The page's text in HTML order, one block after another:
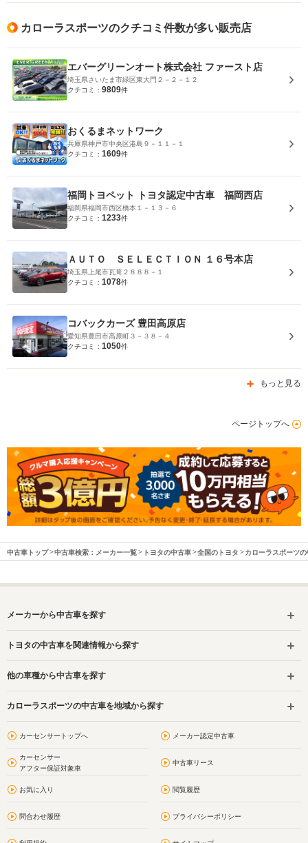
カローラスポーツのクチコミ件数が多い販売店
エバーグリーンオート株式会社 ファースト店
埼玉県さいたま市緑区東大門２－２－１２
クチコミ： 9809件
おくるまネットワーク
兵庫県神戸市中央区港島９－１１－１
クチコミ： 1609件
福岡トヨペット トヨタ認定中古車 福岡西店
福岡県福岡市西区橋本１－１３－６
クチコミ： 1233件
ＡＵＴＯ ＳＥＬＥＣＴＩＯＮ １６号本店
埼玉県上尾市瓦葺２８８８－１
クチコミ： 1078件
コバックカーズ 豊田高原店
愛知県豊田市高原町３－３８－４
クチコミ： 1050件
もっと見る
ページトップへ
中古車トップ 中古車検索：メーカー一覧 トヨタの中古車 全国のトヨタ カローラスポーツ
メーカーから中古車を探す
トヨタの中古車を関連情報から探す
他の車種から中古車を探す
カローラスポーツの中古車を地域から探す
カーセンサートップへ メーカー認定中古車
カーセンサー
アフター保証対象車
中古車リース
お気に入り 閲覧履歴
問合わせ履歴 プライバシーポリシー